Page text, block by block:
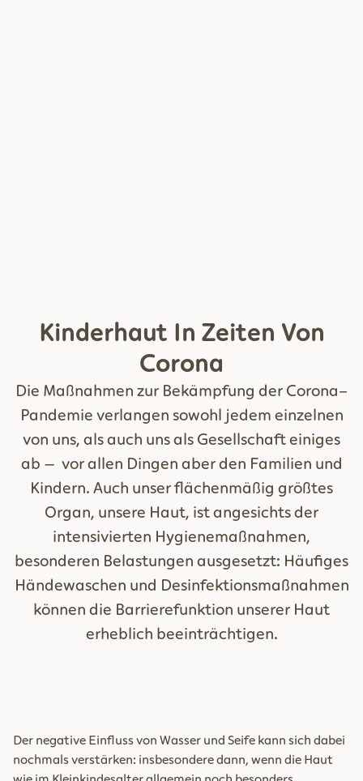
Kinderhaut In Zeiten Von
Corona
Die Maßnahmen zur Bekämpfung der Corona-
Pandemie verlangen sowohl jedem einzelnen
von uns, als auch uns als Gesellschaft einiges
ab – vor allen Dingen aber den Familien und
Kindern. Auch unser flächenmäßig größtes
Organ, unsere Haut, ist angesichts der
intensivierten Hygienemaßnahmen,
besonderen Belastungen ausgesetzt: Häufiges
Händewaschen und Desinfektionsmaßnahmen
können die Barrierefunktion unserer Haut
erheblich beeinträchtigen.
Der negative Einfluss von Wasser und Seife kann sich dabei
nochmals verstärken: insbesondere dann, wenn die Haut